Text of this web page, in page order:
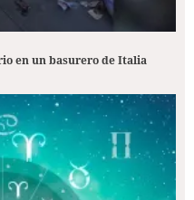
en un basurero de Italia